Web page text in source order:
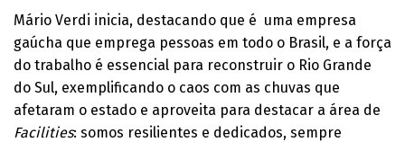
Mário Verdi inicia, destacando que é uma empresa
gaúcha que emprega pessoas em todo o Brasil, e a força
do trabalho é essencial para reconstruir o Rio Grande
do Sul, exemplificando o caos com as chuvas que
afetaram o estado e aproveita para destacar a área de
Facilities: somos resilientes e dedicados, sempre